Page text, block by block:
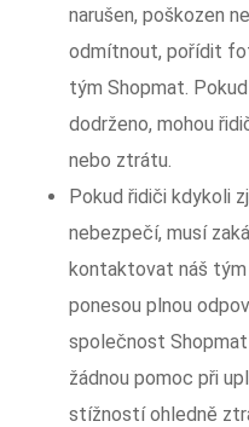
narušen, poškozen
odmítnout, pořídit
tým Shopmat.
dodrženo, mohou
nebo ztrátu.
Pokud řidiči kdykoli
nebezpečí, musí
kontaktovat náš tým
ponesou plnou
společnost
žádnou pomoc při
stížností ohledně